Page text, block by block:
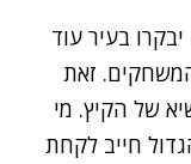
בעיר עוד
המשחקים. זאת
של הקיץ. מי
חייב לקחת